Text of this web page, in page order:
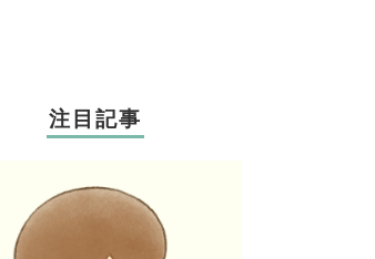
注目記事